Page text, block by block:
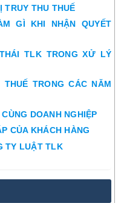
TRUY THU THUẾ
GÌ KHI NHẬN QUYẾT
TLK TRONG XỬ LÝ
TRONG CÁC NĂM
DOANH NGHIỆP
CỦA KHÁCH HÀNG
TY LUẬT TLK